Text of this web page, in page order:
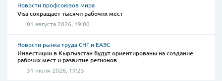
Новости профсоюзов мира
Visa сокращает тысячи рабочих мест
01 августа 2026, 19:00
Новости рынка труда СНГ и ЕАЭС
Инвестиции в Кыргызстан будут ориентированы на создание
рабочих мест и развитие регионов
31 июля 2026, 19:25